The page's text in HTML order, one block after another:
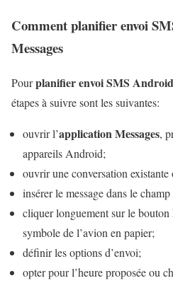
Comment planifier envoi
Messages
Pourplanifier envoi SMS
étapes à suivre sont les suivantes:
ouvrir l’application Messages,
appareils Android;
ouvrir une conversation
insérer le message dans le
cliquer longuement sur le bouton
symbole de l’avion en papier;
définir les options d’envoi;
opter pour l’heure proposée ou